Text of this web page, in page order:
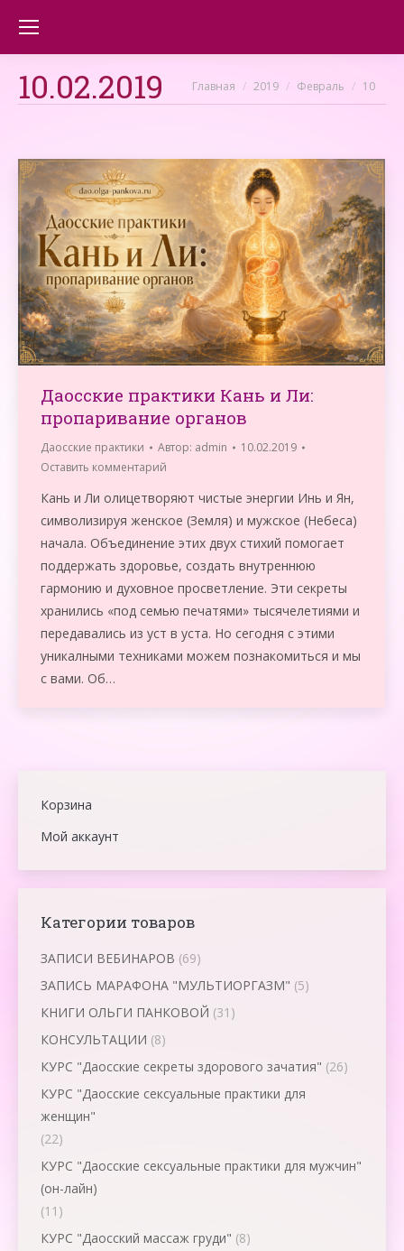
10.02.2019 Вы здесь:
Главная 2019 Февраль 10
Даосские практики Кань и Ли:
пропаривание органов
Даосские практики Автор: admin
10.02.2019
Оставить комментарий
Кань и Ли олицетворяют чистые энергии Инь и Ян,
символизируя женское (Земля) и мужское (Небеса)
начала. Объединение этих двух стихий помогает
поддержать здоровье, создать внутреннюю
гармонию и духовное просветление. Эти секреты
хранились «под семью печатями» тысячелетиями и
передавались из уст в уста. Но сегодня с этими
уникалными техниками можем познакомиться и мы
с вами. Об…
Корзина
Мой аккаунт
Категории товаров
ЗАПИСИ ВЕБИНАРОВ (69)
ЗАПИСЬ МАРАФОНА "МУЛЬТИОРГАЗМ" (5)
КНИГИ ОЛЬГИ ПАНКОВОЙ (31)
КОНСУЛЬТАЦИИ (8)
КУРС "Даосские секреты здорового зачатия" (26)
КУРС "Даосские сексуальные практики для
женщин"
(22)
КУРС "Даосские сексуальные практики для мужчин"
(он-лайн)
(11)
КУРС "Даосский массаж груди" (8)